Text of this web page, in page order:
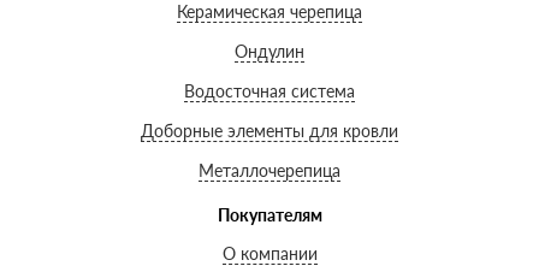
Керамическая черепица
Ондулин
Водосточная система
Доборные элементы для кровли
Металлочерепица
Покупателям
О компании